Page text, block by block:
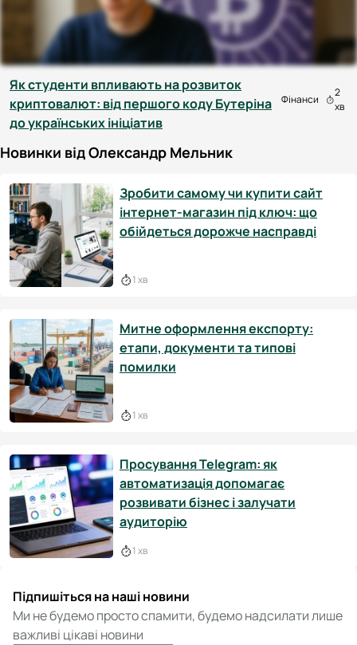
Як студенти впливають на розвиток
криптовалют: від першого коду Бутеріна
до українських ініціатив
Фінанси
2
хв
Новинки від Олександр Мельник
Зробити самому чи купити сайт
інтернет-магазин під ключ: що
обійдеться дорожче насправді
1 хв
Митне оформлення експорту:
етапи, документи та типові
помилки
1 хв
Просування Telegram: як
автоматизація допомагає
розвивати бізнес і залучати
аудиторію
1 хв
Підпишіться на наші новини
Ми не будемо просто спамити, будемо надсилати лише
важливі цікаві новини